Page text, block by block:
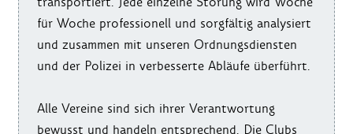
für Woche professionell und sorgfältig analysiert
und zusammen mit unseren Ordnungsdiensten
und der Polizei in verbesserte Abläufe überführt.
Alle Vereine sind sich ihrer Verantwortung
bewusst und handeln entsprechend. Die Clubs